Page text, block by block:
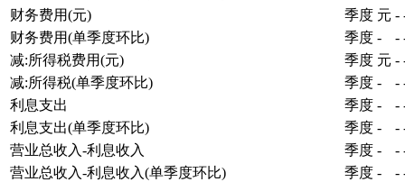
财务费用(元)
季度 元 -
财务费用(单季度环比)
季度 - -
减:所得税费用(元)
季度 元 -
减:所得税(单季度环比)
季度 - -
利息支出
季度 - -
利息支出(单季度环比)
季度 - -
营业总收入-利息收入
季度 - -
营业总收入-利息收入(单季度环比)
季度 - -